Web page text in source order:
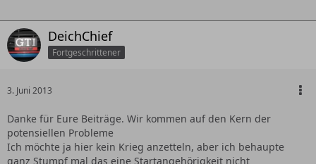
DeichChief
Fortgeschrittener
3. Juni 2013
Danke für Eure Beiträge. Wir kommen auf den Kern der
potensiellen Probleme
Ich möchte ja hier kein Krieg anzetteln, aber ich behaupte
ganz Stumpf mal das eine Startangehörigkeit nicht